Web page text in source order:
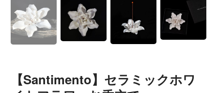
【Santimento】セラミックホワ